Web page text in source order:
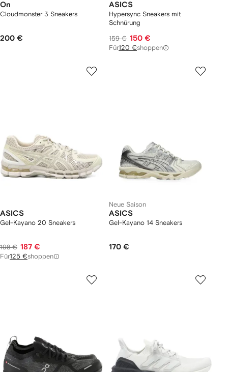
On
Cloudmonster 3 Sneakers
200 €
ASICS
Hypersync Sneakers mit
Schnürung
159 € 150 €
Für120 €shoppen
ASICS
Gel-Kayano 20 Sneakers
198 € 187 €
Für125 €shoppen
Neue Saison
ASICS
Gel-Kayano 14 Sneakers
170 €